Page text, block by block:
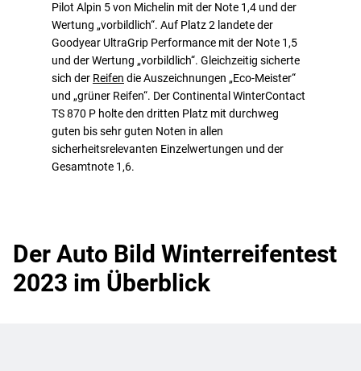
Pilot Alpin 5 von Michelin mit der Note 1,4 und der
Wertung „vorbildlich“. Auf Platz 2 landete der
Goodyear UltraGrip Performance mit der Note 1,5
und der Wertung „vorbildlich“. Gleichzeitig sicherte
sich der Reifen die Auszeichnungen „Eco-Meister“
und „grüner Reifen“. Der Continental WinterContact
TS 870 P holte den dritten Platz mit durchweg
guten bis sehr guten Noten in allen
sicherheitsrelevanten Einzelwertungen und der
Gesamtnote 1,6.
Der Auto Bild Winterreifentest
2023 im Überblick